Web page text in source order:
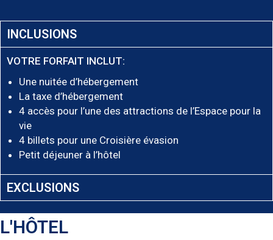
INCLUSIONS
VOTRE FORFAIT INCLUT:
Une nuitée d’hébergement
La taxe d’hébergement
4 accès pour l’une des attractions de l’Espace pour la
vie
4 billets pour une Croisière évasion
Petit déjeuner à l’hôtel
EXCLUSIONS
L'HÔTEL